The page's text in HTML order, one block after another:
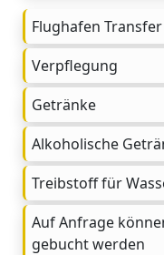
Flughafen Transfer
Verpflegung
Getränke
Alkoholische
Treibstoff für
Auf Anfrage
gebucht werden